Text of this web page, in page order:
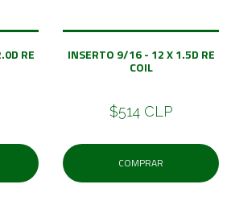
RE INSERTO 9/16 - 12 X 1.5D RE
COIL
$514 CLP
COMPRAR